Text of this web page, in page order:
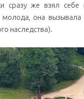
сразу же взял
она вызывала
наследства).